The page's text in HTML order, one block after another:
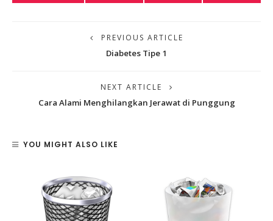
PREVIOUS ARTICLE
Diabetes Tipe 1
NEXT ARTICLE
Cara Alami Menghilangkan Jerawat di Punggung
YOU MIGHT ALSO LIKE